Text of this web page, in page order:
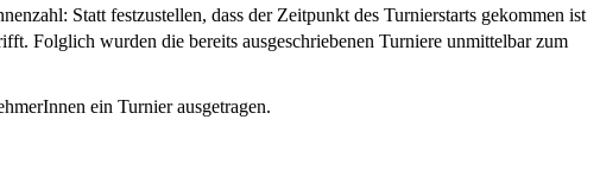
Statt festzustellen, dass der Zeitpunkt des Turnierstarts gekommen ist
Folglich wurden die bereits ausgeschriebenen Turniere unmittelbar zum
ein Turnier ausgetragen.